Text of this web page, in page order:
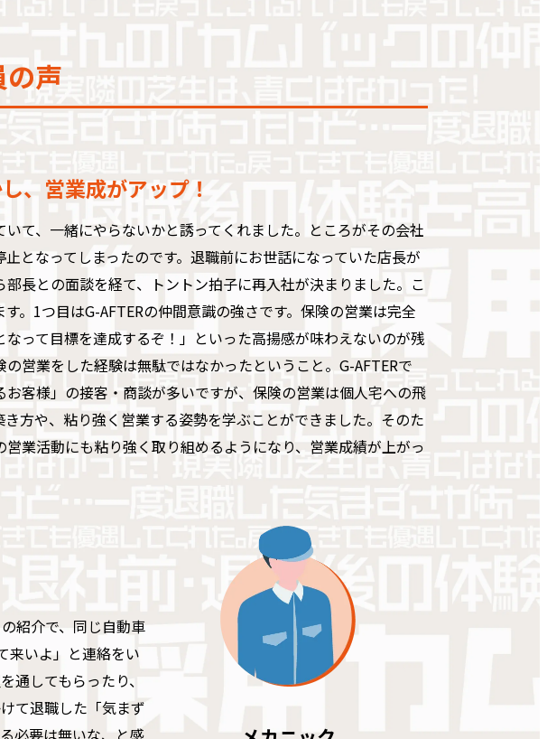
声
、営業成がアップ！
て、一緒にやらないかと誘ってくれました。ところがその会社
となってしまったのです。退職前にお世話になっていた店長が
長との面談を経て、トントン拍子に再入社が決まりました。こ
。1つ目はG-AFTERの仲間意識の強さです。保険の営業は完全
なって目標を達成するぞ！」といった高揚感が味わえないのが残
営業をした経験は無駄ではなかったということ。G-AFTERで
客様」の接客・商談が多いですが、保険の営業は個人宅への飛
方や、粘り強く営業する姿勢を学ぶことができました。そのた
業活動にも粘り強く取り組めるようになり、営業成績が上がっ
紹介で、同じ自動車
来いよ」と連絡をい
通してもらったり、
て退職した「気まず
必要は無いな、と感